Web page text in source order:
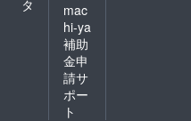
タ
mac
hi-ya
補助
金申
請サ
ポー
ト